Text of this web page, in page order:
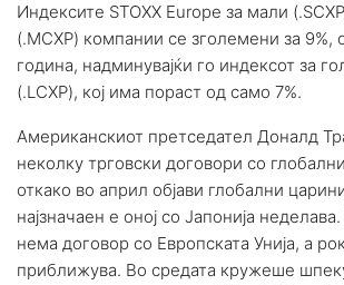
Индексите STOXX Europe за мали
(.MCXP) компании се зголемени за 9%,
година, надминувајќи го индексот за
(.LCXP), кој има пораст од само 7%.
Американскиот претседател Доналд
неколку трговски договори со
откако во април објави глобални
најзначаен е оној со Јапонија
нема договор со Европската Унија, а
приближува. Во средата кружеше